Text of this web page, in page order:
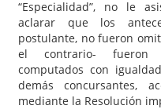
“Especialidad”, no le
aclarar que los
postulante, no fueron
el contrario- fueron
computados con
demás concursantes,
mediante la Resolución